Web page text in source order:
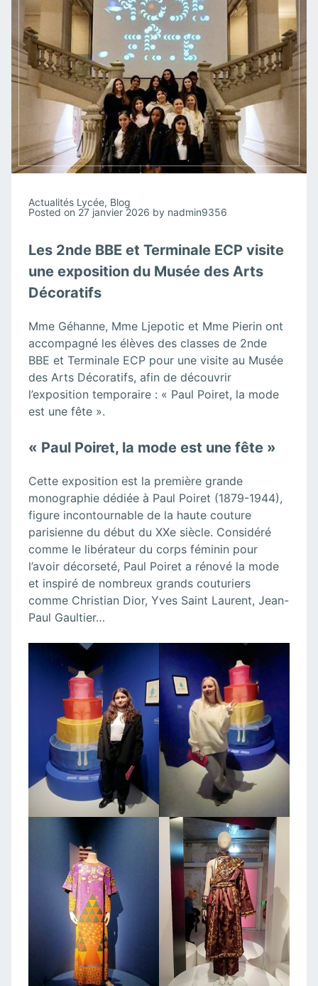
Actualités Lycée, Blog
Posted on 27 janvier 2026 by nadmin9356
Les 2nde BBE et Terminale ECP visite
une exposition du Musée des Arts
Décoratifs
Mme Géhanne, Mme Ljepotic et Mme Pierin ont
accompagné les élèves des classes de 2nde
BBE et Terminale ECP pour une visite au Musée
des Arts Décoratifs, afin de découvrir
l’exposition temporaire : « Paul Poiret, la mode
est une fête ».
« Paul Poiret, la mode est une fête »
Cette exposition est la première grande
monographie dédiée à Paul Poiret (1879-1944),
figure incontournable de la haute couture
parisienne du début du XXe siècle. Considéré
comme le libérateur du corps féminin pour
l’avoir décorseté, Paul Poiret a rénové la mode
et inspiré de nombreux grands couturiers
comme Christian Dior, Yves Saint Laurent, Jean-
Paul Gaultier…